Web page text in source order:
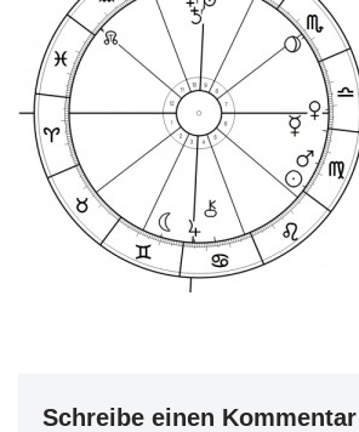
Schreibe einen Kommentar